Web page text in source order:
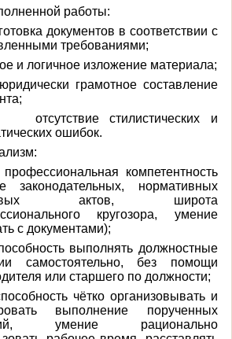
работы:
документов в соответствии с
требованиями;
и логичное изложение материала;
юридически грамотное составление
отсутствие стилистических и
ошибок.
профессиональная компетентность
законодательных, нормативных
актов, широта
кругозора, умение
с документами);
выполнять должностные
самостоятельно, без помощи
или старшего по должности;
чётко организовывать и
выполнение порученных
умение рационально